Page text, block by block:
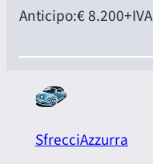
Anticipo:€ 8.200+IVA
SfrecciAzzurra